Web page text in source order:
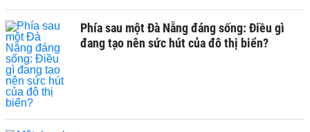
Phía sau một Đà Nẵng đáng sống: Điều gì
đang tạo nên sức hút của đô thị biển?